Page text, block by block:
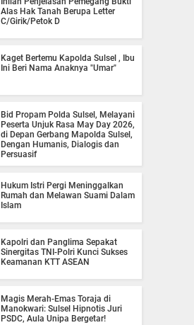
Alas Hak Tanah Berupa Letter
C/Girik/Petok D
Kaget Bertemu Kapolda Sulsel , Ibu
Ini Beri Nama Anaknya "Umar"
Bid Propam Polda Sulsel, Melayani
Peserta Unjuk Rasa May Day 2026,
di Depan Gerbang Mapolda Sulsel,
Dengan Humanis, Dialogis dan
Persuasif
Hukum Istri Pergi Meninggalkan
Rumah dan Melawan Suami Dalam
Islam
Kapolri dan Panglima Sepakat
Sinergitas TNI-Polri Kunci Sukses
Keamanan KTT ASEAN
Magis Merah-Emas Toraja di
Manokwari: Sulsel Hipnotis Juri
PSDC, Aula Unipa Bergetar!